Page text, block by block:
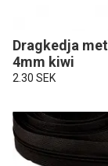
Dragkedja
4mm kiwi
2.30 SEK